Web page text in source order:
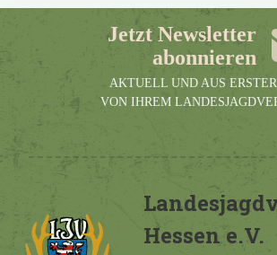
Jetzt Newsletter
abonnieren
AKTUELL UND AUS
VON IHREM
Hessen e.V.